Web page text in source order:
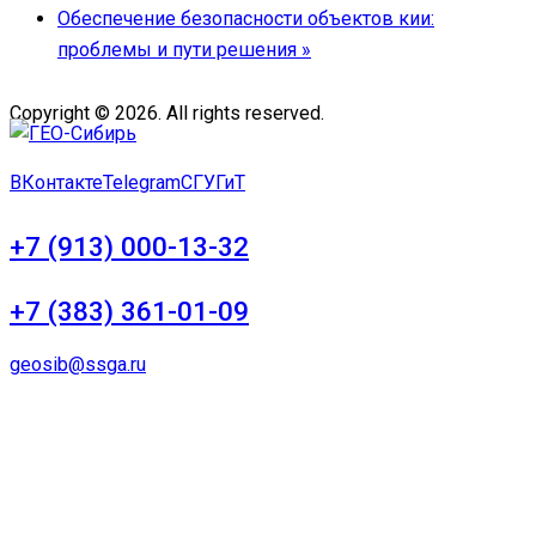
Обеспечение безопасности объектов кии:
проблемы и пути решения »
Copyright © 2026. All rights reserved.
ВКонтактеTelegramСГУГиТ
+7 (913) 000-13-32
+7 (383) 361-01-09
geosib@ssga.ru